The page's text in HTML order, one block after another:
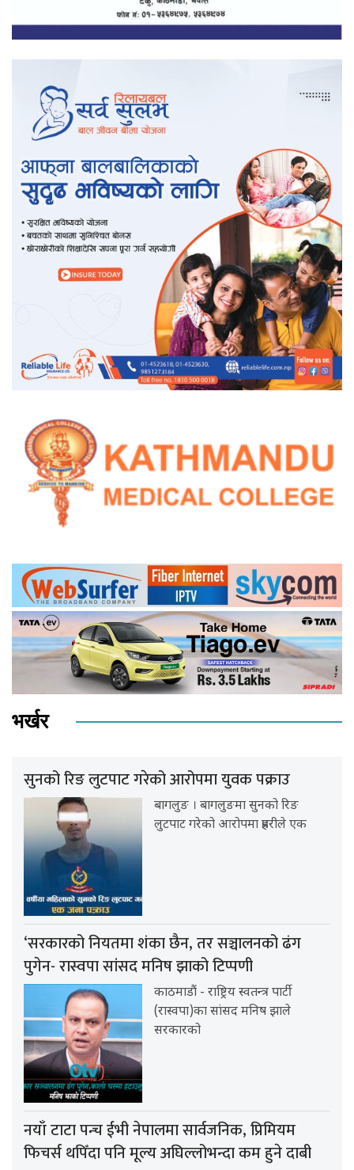
भर्खर
सुनको रिङ लुटपाट गरेको आरोपमा युवक पक्राउ
बागलुङ । बागलुङमा सुनको रिङ
लुटपाट गरेको आरोपमा प्रहरीले एक
‘सरकारको नियतमा शंका छैन, तर सञ्चालनको ढंग
पुगेन- रास्वपा सांसद मनिष झाको टिप्पणी
काठमाडौं - राष्ट्रिय स्वतन्त्र पार्टी
(रास्वपा)का सांसद मनिष झाले
सरकारको
नयाँ टाटा पन्च ईभी नेपालमा सार्वजनिक, प्रिमियम
फिचर्स थपिँदा पनि मूल्य अघिल्लोभन्दा कम हुने दाबी